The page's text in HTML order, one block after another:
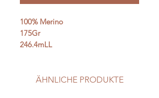
100% Merino
175Gr
246.4mLL
ÄHNLICHE PRODUKTE